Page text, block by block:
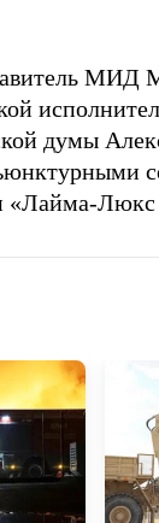
МИД
думы
«Лайма-Люкс